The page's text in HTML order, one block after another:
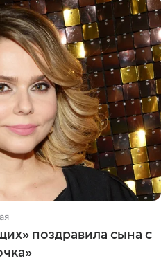
поздравила сына с